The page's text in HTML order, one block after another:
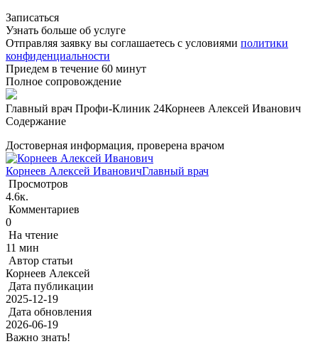
Записаться
Узнать больше об услуге
Отправляя заявку вы соглашаетесь с условиями политики
конфиденциальности
Приедем в течение 60 минут
Полное сопровождение
Главный врач Профи-Клиник 24Корнеев Алексей Иванович
Содержание
Достоверная информация, проверена врачом
Корнеев Алексей ИвановичГлавный врач
Просмотров
4.6к.
Комментариев
0
На чтение
11 мин
Автор статьи
Корнеев Алексей
Дата публикации
2025-12-19
Дата обновления
2026-06-19
Важно знать!